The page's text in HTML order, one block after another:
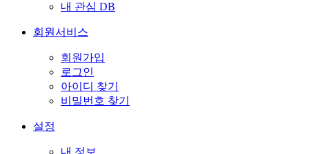
내 관심 DB
회원서비스
회원가입
로그인
아이디 찾기
비밀번호 찾기
설정
내 정보